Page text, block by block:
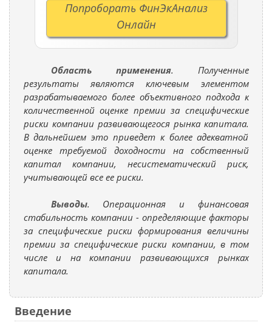
Попроборать ФинЭкАнализ
Онлайн
Область применения. Полученные
результаты являются ключевым элементом
разрабатываемого более объективного подхода к
количественной оценке премии за специфические
риски компании развивающегося рынка капитала.
В дальнейшем это приведет к более адекватной
оценке требуемой доходности на собственный
капитал компании, несистематический риск,
учитывающей все ее риски.
Выводы. Операционная и финансовая
стабильность компании - определяющие факторы
за специфические риски формирования величины
премии за специфические риски компании, в том
числе и на компании развивающихся рынках
капитала.
Введение